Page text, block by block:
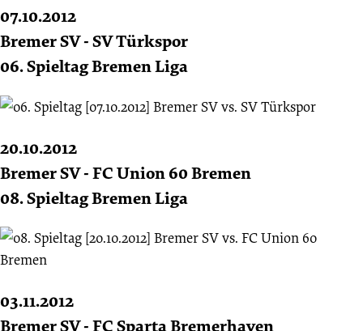
07.10.2012
Bremer SV - SV Türkspor
06. Spieltag Bremen Liga
20.10.2012
Bremer SV - FC Union 60 Bremen
08. Spieltag Bremen Liga
03.11.2012
Bremer SV - FC Sparta Bremerhaven